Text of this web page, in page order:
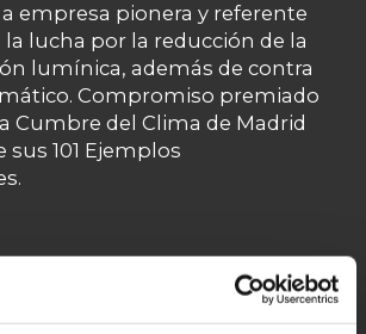
empresa pionera y referente
lucha por la reducción de la
lumínica, además de contra
Compromiso premiado
Cumbre del Clima de Madrid
101 Ejemplos
patentado por Ximenez
Group